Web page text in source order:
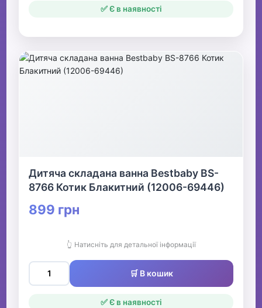
✅ Є в наявності
Дитяча складана ванна Bestbaby BS-
8766 Котик Блакитний (12006-69446)
899 грн
👆 Натисніть для детальної інформації
🛒 В кошик
✅ Є в наявності